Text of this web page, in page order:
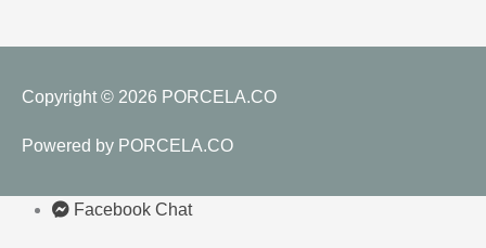
กระเบื้อง
Bacterial(Hygienic
Copyright © 2026 PORCELA.CO
Powered by PORCELA.CO
Facebook Chat